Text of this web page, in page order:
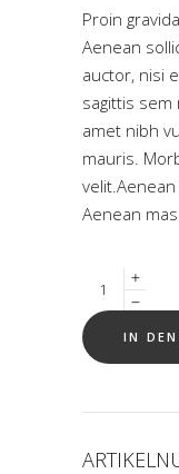
Proin
Aenean
auctor, nisi
sagittis
amet nibh
mauris.
Aenean
Quantity
IN DEN